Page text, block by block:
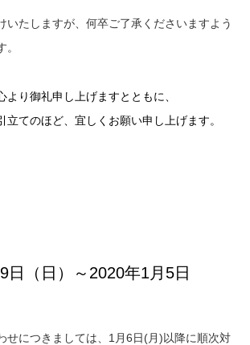
いたしますが、何卒ご了承くださいますよう
より御礼申し上げますとともに、
立てのほど、宜しくお願い申し上げます。
日（日）～2020年1月5日
せにつきましては、1月6日(月)以降に順次対